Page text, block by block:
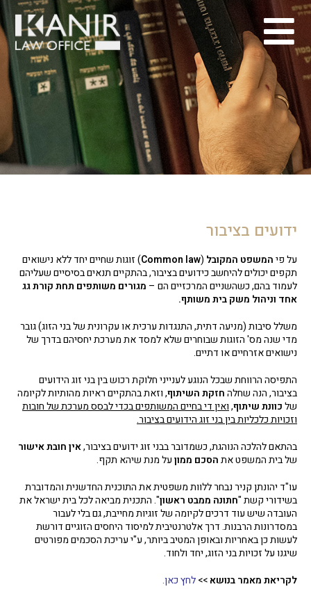
ידועים בציבור
על פיהמשפט המקובל (
Common law) זוגות שחיים יחד ללא נישואים
תקפים יכולים להיחשב כידועים בציבור, בהתקיים תנאים בסיסיים שעליהם
לעמוד בהם, כשהשניים המרכזיים הם – מגורים משותפים תחת קורת גג
אחד וניהול משק בית משותף.
משלל סיבות (מניעה דתית, התנגדות ערכית או עקרונית של בני הזוג) גובר
מדי שנה מס' הזוגות שבוחרים שלא למסד את מערכת יחסיהם בדרך של
נישואים אזרחיים או דתיים.
התפיסה הרווחת שבכל הנוגע לענייני חלוקת רכוש בין בני זוג הידועים
בציבור, הנה שחלהחזקת השיתוף, וזאת בהתקיים ראיות מהותיות לקיומה
שלכוונת שיתוף,ואין די בחיים המשותפים בכדי לבסס מערכת של חובות
וזכויות כלכליות בין בני זוג הידועים בציבור.
בהתאם להלכה הנוהגת, כשמדובר בבני זוג ידועים בציבור,אין חובת אישור
של בית המשפט אתהסכם ממוןעל מנת שיהא תקף.
עו"ד יהונתן קניר נבחר ללוות משפטית את התוכנית החדשנית והמדוברת
בשידורי קשת "חתונה ממבט ראשון". התכנית מביאה לכל בית ישראל את
העובדה שיש עוד דרכים לקיומה של זוגיות מחייבת, גם בלי לעבור
במסדרונות הרבנות. דרך אלטרנטיבית למיסוד היחסים הזוגיים דורשת
לעשות כן באחריות ובאופן המטיב ביותר, ע"י עריכת הסכמים מפורטים
שיגנו על זכויות בני הזוג, יחד ולחוד.
לקריאת מאמר בנושא>>לחץ כאן.